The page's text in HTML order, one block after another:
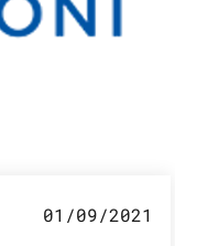
01/09/2021